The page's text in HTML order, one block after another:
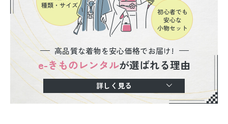
高品質な着物を安心価格でお届け!
e-きものレンタルが選ばれる理由
詳しく見る